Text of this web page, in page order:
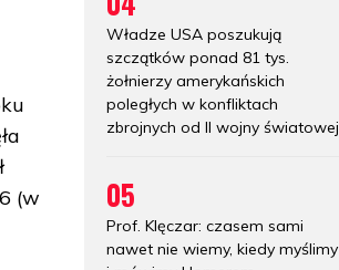
(w
Władze USA poszukują
szczątków ponad 81 tys.
żołnierzy amerykańskich
poległych w konfliktach
zbrojnych od II wojny światowej
05
Prof. Klęczar: czasem sami
nawet nie wiemy, kiedy myślimy